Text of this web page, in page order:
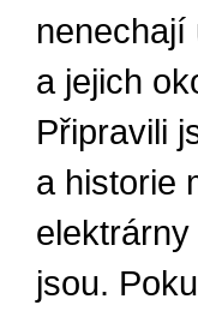
a jejich
Připravili
a historie
jsou.